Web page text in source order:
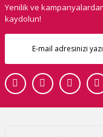
Yenilik ve
kaydolun!